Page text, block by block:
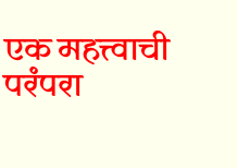
महत्त्वाची